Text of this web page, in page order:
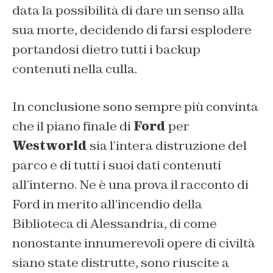
data la possibilità di dare un senso alla
sua morte, decidendo di farsi esplodere
portandosi dietro tutti i backup
contenuti nella culla.
In conclusione sono sempre più convinta
che il piano finale diFordper
Westworld sia l’intera distruzione del
parco e di tutti i suoi dati contenuti
all’interno. Ne è una prova il racconto di
Ford in merito all’incendio della
Biblioteca di Alessandria, di come
nonostante innumerevoli opere di civiltà
siano state distrutte, sono riuscite a